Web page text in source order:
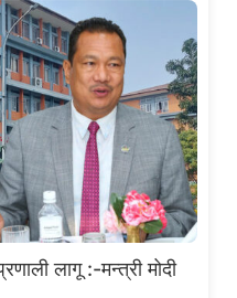
लागू :-मन्त्री मोदी